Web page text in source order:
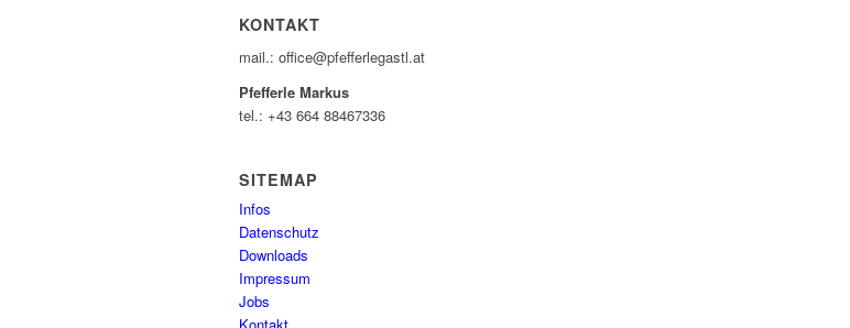
KONTAKT
mail.: office@pfefferlegastl.at
Pfefferle Markus
tel.: +43 664 88467336
SITEMAP
Infos
Datenschutz
Downloads
Impressum
Jobs